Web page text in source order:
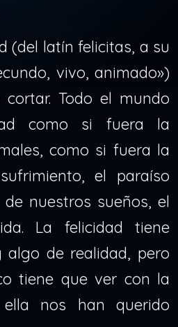
(del latín felicitas, a su
vivo, animado»)
Todo el mundo
como si fuera la
como si fuera la
el paraíso
nuestros sueños, el
La felicidad tiene
de realidad, pero
tiene que ver con la
nos han querido